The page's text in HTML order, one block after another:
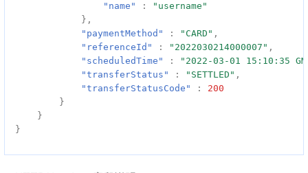
"name"
:
"username"
},
"paymentMethod"
: "CARD" ,
"referenceId"
: "2022030214000007" ,
"scheduledTime"
:
"2022-03-01 15:10:35
"transferStatus"
: "SETTLED" ,
"transferStatusCode"
:
200
}
}
}